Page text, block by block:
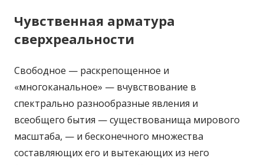
Чувственная арматура
сверхреальности
Свободное — раскрепощенное и
«многоканальное» — вчувствование в
спектрально разнообразные явления и
всеобщего бытия — существованища мирового
масштаба, — и бесконечного множества
составляющих его и вытекающих из него